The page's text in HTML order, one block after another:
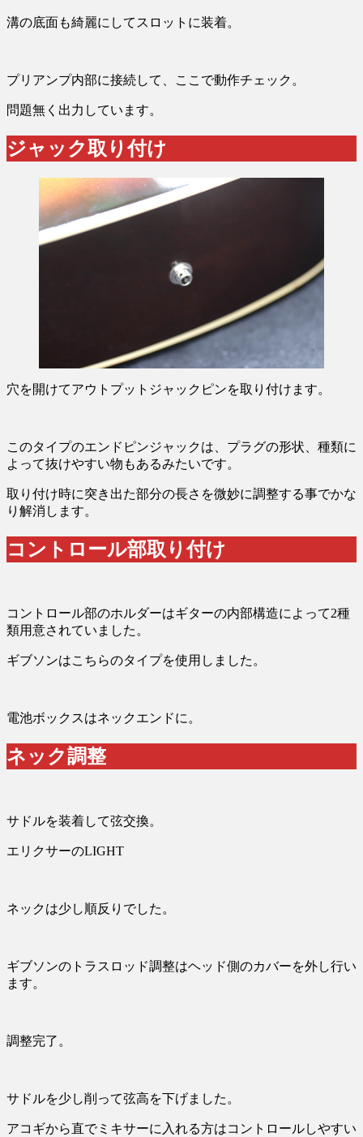
溝の底面も綺麗にしてスロットに装着。
プリアンプ内部に接続して、ここで動作チェック。
問題無く出力しています。
ジャック取り付け
穴を開けてアウトプットジャックピンを取り付けます。
このタイプのエンドピンジャックは、プラグの形状、種類に
よって抜けやすい物もあるみたいです。
取り付け時に突き出た部分の長さを微妙に調整する事でかな
り解消します。
コントロール部取り付け
コントロール部のホルダーはギターの内部構造によって2種
類用意されていました。
ギブソンはこちらのタイプを使用しました。
電池ボックスはネックエンドに。
ネック調整
サドルを装着して弦交換。
エリクサーのLIGHT
ネックは少し順反りでした。
ギブソンのトラスロッド調整はヘッド側のカバーを外し行い
ます。
調整完了。
サドルを少し削って弦高を下げました。
アコギから直でミキサーに入れる方はコントロールしやすい